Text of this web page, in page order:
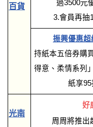
百貨
過3500元
3.會員再抽
振興優惠超
持紙本五倍券購
得意、柔情系列
紙享95
光南
好
周周將推出